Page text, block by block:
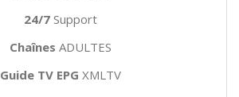
24/7 Support
Chaînes ADULTES
Guide TV EPG XMLTV